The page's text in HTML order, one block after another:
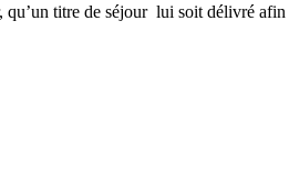
titre de séjour lui soit délivré